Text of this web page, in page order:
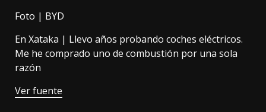
Foto | BYD
En Xataka | Llevo años probando coches eléctricos.
Me he comprado uno de combustión por una sola
razón
Ver fuente